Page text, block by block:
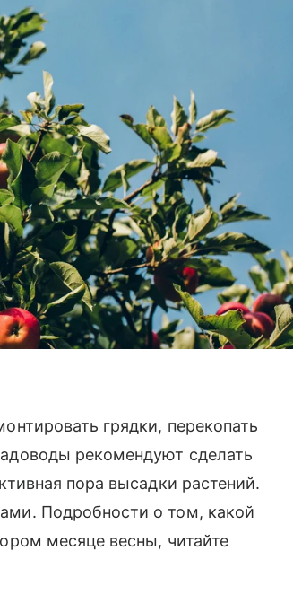
грядки, перекопать
рекомендуют сделать
пора высадки растений.
Подробности о том, какой
месяце весны, читайте